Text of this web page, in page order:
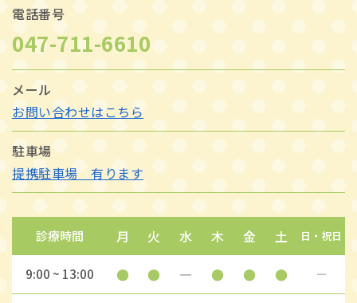
電話番号
047-711-6610
メール
お問い合わせはこちら
駐車場
提携駐車場 有ります
診療時間 月 火 水 木 金 土 日・祝日
9:00 ~ 13:00 ● ● ― ● ● ● ―